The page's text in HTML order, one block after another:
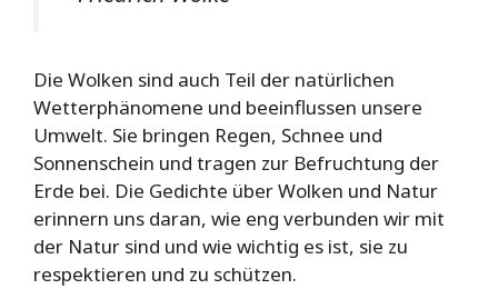
Die Wolken sind auch Teil der natürlichen
Wetterphänomene und beeinflussen unsere
Umwelt. Sie bringen Regen, Schnee und
Sonnenschein und tragen zur Befruchtung der
Erde bei. Die Gedichte über Wolken und Natur
erinnern uns daran, wie eng verbunden wir mit
der Natur sind und wie wichtig es ist, sie zu
respektieren und zu schützen.